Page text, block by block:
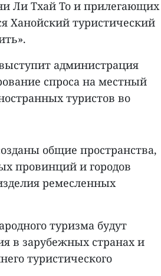
Ли Тхай То и прилегающих
Ханойский туристический
администрация
спроса на местный
туристов во
общие пространства,
провинций и городов
ремесленных
туризма будут
в зарубежных странах и
туристического